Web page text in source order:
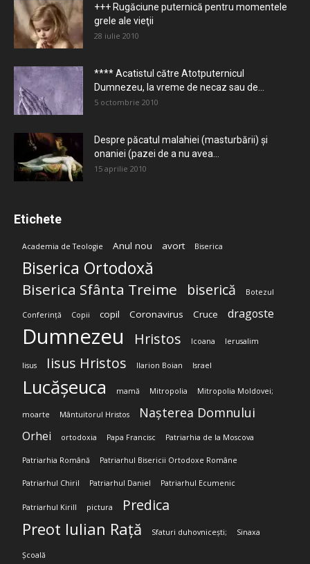
+++ Rugăciune puternică pentru momentele
grele ale vieţii
28 iulie 2010
**** Acatistul către Atotputernicul
Dumnezeu, la vreme de necaz sau de...
5 octombrie 2010
Despre păcatul malahiei (masturbării) şi
onaniei (pazei de a nu avea...
15 aprilie 2010
Etichete
Academia de Teologie Anul nou avort Biserica
Biserica Ortodoxă
Biserica Sfânta Treime biserică Botezul
Conferință Copii copil Coronavirus Cruce dragoste
Dumnezeu Hristos Icoana Ierusalim
Iisus Iisus Hristos Ilarion Boian Israel
Lucășeuca mamă Mitropolia Mitropolia Moldovei;
moarte Mântuitorul Hristos Nașterea Domnului
Orhei ortodoxia Papa Francisc Patriarhia de la Moscova
Patriarhia Română Patriarhul Bisericii Ortodoxe Române
Patriarhul Chiril Patriarhul Daniel Patriarhul Ecumenic
Patriarhul Kirill pictura Predica
Preot Iulian Rață Sfaturi duhovnicești; Sinaxa
Școală